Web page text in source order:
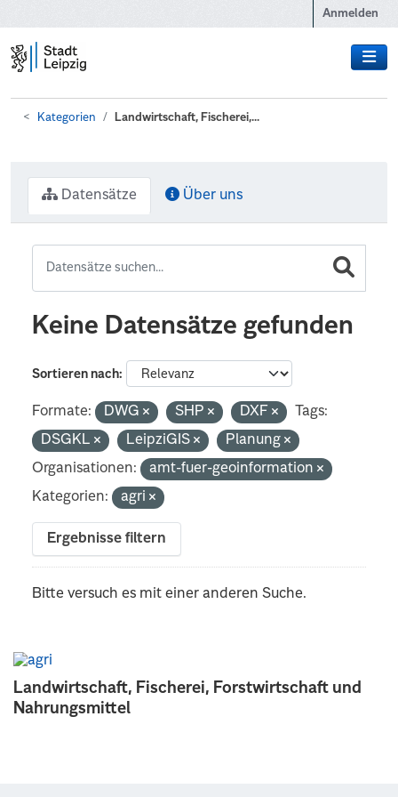
Anmelden
Kategorien Landwirtschaft, Fischerei,...
Landwirtschaft, Fischerei, Forstwirtschaft und
Nahrungsmittel
Datensätze Über uns
Keine Datensätze gefunden
Sortieren nach
Formate: DWG SHP DXF
Tags:
DSGKL
LeipziGIS
Planung
Organisationen:
amt-fuer-geoinformation
Kategorien:
agri
Ergebnisse filtern
Bitte versuch es mit einer anderen Suche.